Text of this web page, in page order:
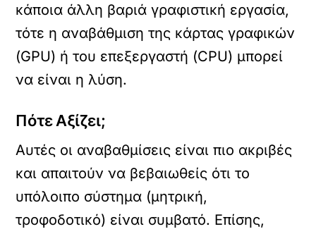
κάποια άλλη βαριά γραφιστική εργασία,
τότε η αναβάθμιση της κάρτας γραφικών
(GPU) ή του επεξεργαστή (CPU) μπορεί
να είναι η λύση.
Πότε Αξίζει;
Αυτές οι αναβαθμίσεις είναι πιο ακριβές
και απαιτούν να βεβαιωθείς ότι το
υπόλοιπο σύστημα (μητρική,
τροφοδοτικό) είναι συμβατό. Επίσης,